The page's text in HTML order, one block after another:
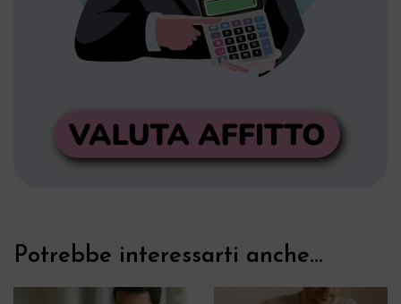
Potrebbe interessarti anche...